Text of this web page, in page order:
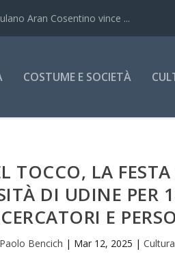
Aran Cosentino vince ...
COSTUME E SOCIETÀ
TOCCO, LA FESTA
DI UDINE PER
E
Paolo Bencich | Mar 12, 2025 | Cultura